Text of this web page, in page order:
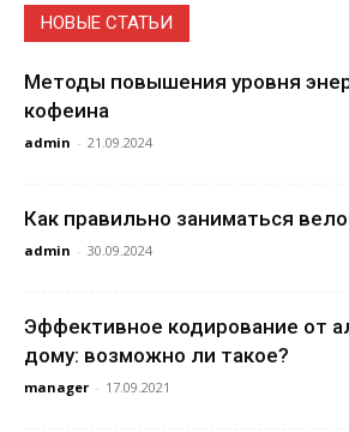
НОВЫЕ СТАТЬИ
Методы повышения уровня
кофеина
admin - 21.09.2024
Как правильно заниматься
admin - 30.09.2024
Эффективное кодирование от
дому: возможно ли такое?
manager - 17.09.2021